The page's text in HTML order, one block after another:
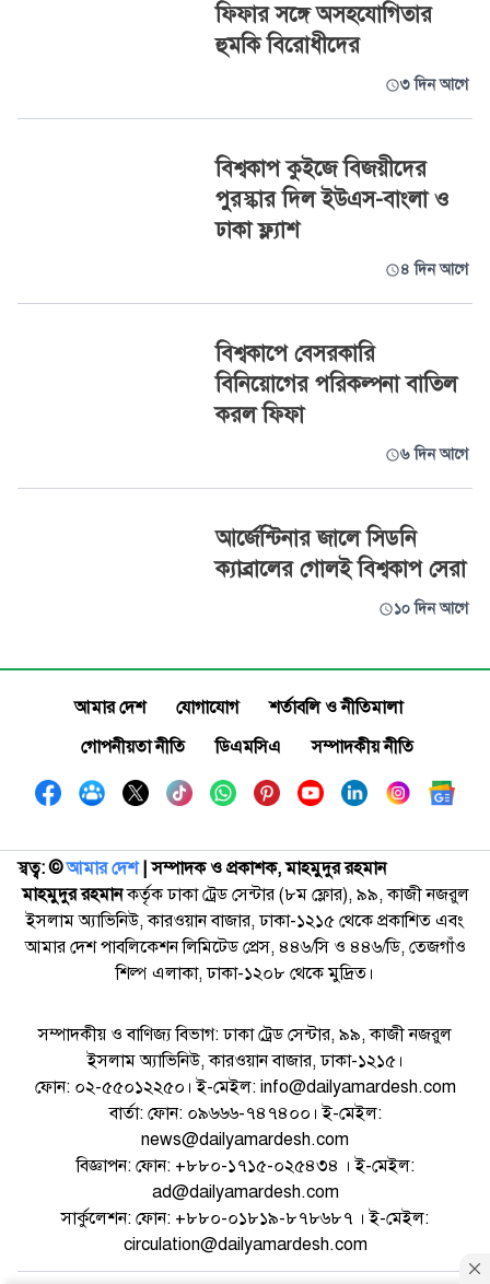
ফিফার সঙ্গে অসহযোগিতার
হুমকি বিরোধীদের
৩ দিন আগে
বিশ্বকাপ কুইজে বিজয়ীদের
পুরস্কার দিল ইউএস-বাংলা ও
ঢাকা ফ্ল্যাশ
৪ দিন আগে
বিশ্বকাপে বেসরকারি
বিনিয়োগের পরিকল্পনা বাতিল
করল ফিফা
৬ দিন আগে
আর্জেন্টিনার জালে সিডনি
ক্যাব্রালের গোলই বিশ্বকাপ সেরা
১০ দিন আগে
আমার দেশ যোগাযোগ
শর্তাবলি ও নীতিমালা
গোপনীয়তা নীতি
ডিএমসিএ সম্পাদকীয় নীতি
স্বত্ব: ©️আমার দেশ| সম্পাদক ও প্রকাশক, মাহমুদুর রহমান
মাহমুদুর রহমানকর্তৃক ঢাকা ট্রেড সেন্টার (৮ম ফ্লোর), ৯৯, কাজী নজরুল
ইসলাম অ্যাভিনিউ, কারওয়ান বাজার, ঢাকা-১২১৫ থেকে প্রকাশিত এবং
আমার দেশ পাবলিকেশন লিমিটেড প্রেস, ৪৪৬/সি ও ৪৪৬/ডি, তেজগাঁও
শিল্প এলাকা, ঢাকা-১২০৮ থেকে মুদ্রিত।
সম্পাদকীয় ও বাণিজ্য বিভাগ: ঢাকা ট্রেড সেন্টার, ৯৯, কাজী নজরুল
ইসলাম অ্যাভিনিউ, কারওয়ান বাজার, ঢাকা-১২১৫।
ফোন: ০২-৫৫০১২২৫০। ই-মেইল: info@dailyamardesh.com
বার্তা: ফোন: ০৯৬৬৬-৭৪৭৪০০। ই-মেইল:
news@dailyamardesh.com
বিজ্ঞাপন: ফোন: +৮৮০-১৭১৫-০২৫৪৩৪ । ই-মেইল:
ad@dailyamardesh.com
সার্কুলেশন: ফোন: +৮৮০-০১৮১৯-৮৭৮৬৮৭ । ই-মেইল:
circulation@dailyamardesh.com